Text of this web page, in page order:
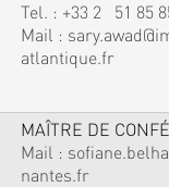
Tel. : +33 2 51 85
Mail :
atlantique.fr
MAÎTRE DE
Mail :
nantes.fr